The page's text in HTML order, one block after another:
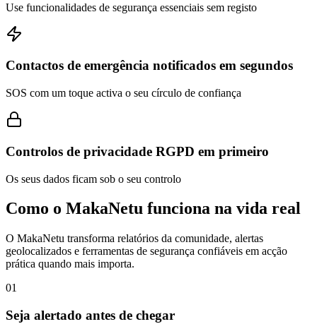
Use funcionalidades de segurança essenciais sem registo
Contactos de emergência notificados em segundos
SOS com um toque activa o seu círculo de confiança
Controlos de privacidade RGPD em primeiro
Os seus dados ficam sob o seu controlo
Como o MakaNetu funciona na vida real
O MakaNetu transforma relatórios da comunidade, alertas
geolocalizados e ferramentas de segurança confiáveis em acção
prática quando mais importa.
01
Seja alertado antes de chegar